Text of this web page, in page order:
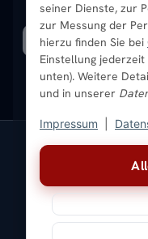
seiner Dienste, zur
zur Messung der
hierzu finden Sie bei
Einstellung
unten). Weitere
und in unserer
Impressum
Bestpreisgarantie
* Alle Preise inkl.
Impressum